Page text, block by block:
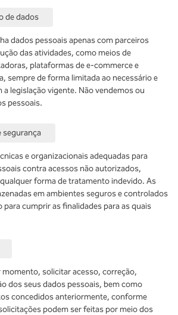
de dados
dados pessoais apenas com parceiros
das atividades, como meios de
plataformas de e-commerce e
sempre de forma limitada ao necessário e
legislação vigente. Não vendemos ou
pessoais.
segurança
e organizacionais adequadas para
contra acessos não autorizados,
forma de tratamento indevido. As
em ambientes seguros e controlados
para cumprir as finalidades para as quais
momento, solicitar acesso, correção,
dos seus dados pessoais, bem como
concedidos anteriormente, conforme
podem ser feitas por meio dos